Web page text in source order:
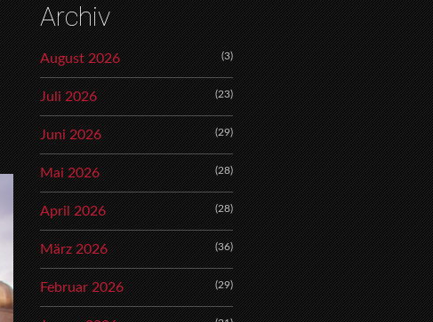
Archiv
August 2026 (3)
Juli 2026 (23)
Juni 2026 (29)
Mai 2026 (28)
April 2026 (28)
März 2026 (36)
Februar 2026 (29)